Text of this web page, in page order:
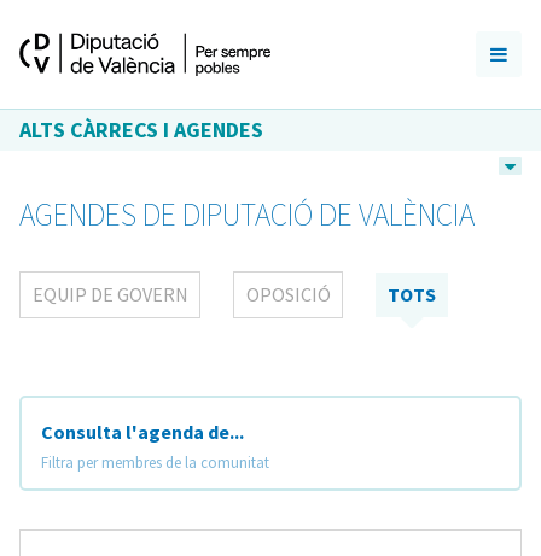
ALTS CÀRRECS I AGENDES
AGENDES DE DIPUTACIÓ DE VALÈNCIA
EQUIP DE GOVERN OPOSICIÓ TOTS
Consulta l'agenda de...
Filtra per membres de la comunitat